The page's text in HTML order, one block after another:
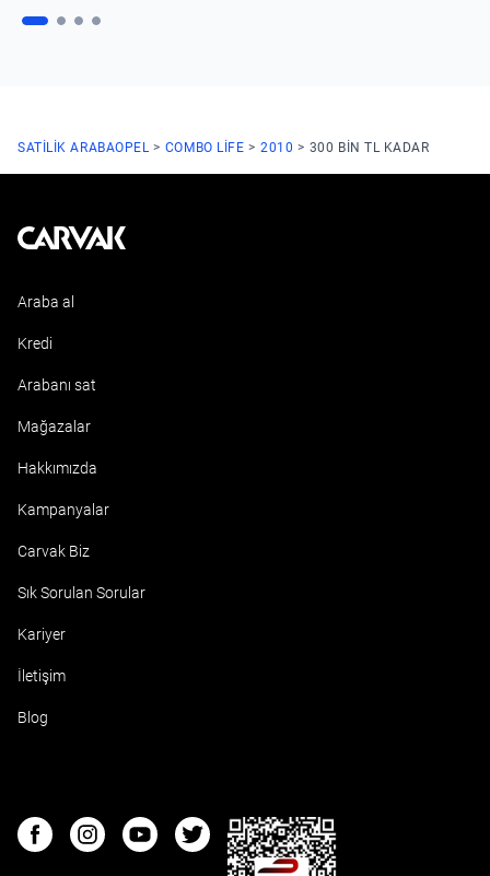
SATILIK ARABAOPEL COMBO LIFE 2010 300 BIN TL KADAR
Kavak
Araba al
Kredi
Arabanı sat
Mağazalar
Hakkımızda
Kampanyalar
Carvak Biz
Sık Sorulan Sorular
Kariyer
İletişim
Blog
FacebookInstagramYoutubeTwitter
ETBIS